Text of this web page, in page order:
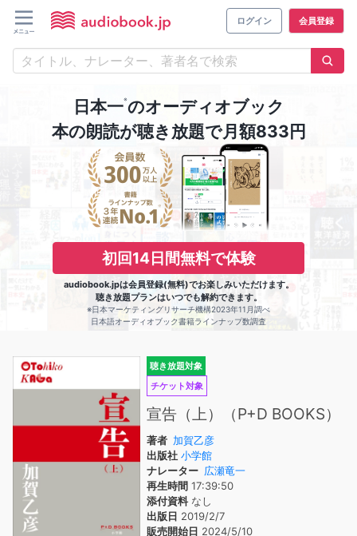
ログイン 会員登録
日本一※のオーディオブック
本の朗読が聴き放題で月額833円
初回14日間無料で体験
audiobook.jpは会員登録(無料)でお楽しみいただけます。
聴き放題プランはいつでも解約できます。
※日本マーケティングリサーチ機構2023年11月調べ
日本語オーディオブック書籍ラインナップ数調査
聴き放題対象
チケット対象
宣告（上）（P+D BOOKS）
著者 加賀乙彦
出版社 小学館
ナレーター 広瀬竜一
再生時間 17:39:50
添付資料なし
出版日 2019/2/7
販売開始日 2024/5/10